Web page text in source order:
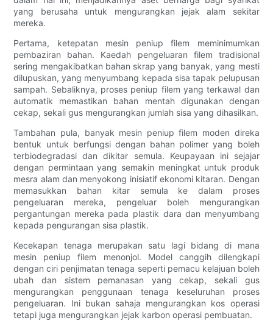
yang berusaha untuk mengurangkan jejak alam sekitar
mereka.
Pertama, ketepatan mesin peniup filem meminimumkan
pembaziran bahan. Kaedah pengeluaran filem tradisional
sering mengakibatkan bahan skrap yang banyak, yang mesti
dilupuskan, yang menyumbang kepada sisa tapak pelupusan
sampah. Sebaliknya, proses peniup filem yang terkawal dan
automatik memastikan bahan mentah digunakan dengan
cekap, sekali gus mengurangkan jumlah sisa yang dihasilkan.
Tambahan pula, banyak mesin peniup filem moden direka
bentuk untuk berfungsi dengan bahan polimer yang boleh
terbiodegradasi dan dikitar semula. Keupayaan ini sejajar
dengan permintaan yang semakin meningkat untuk produk
mesra alam dan menyokong inisiatif ekonomi kitaran. Dengan
memasukkan bahan kitar semula ke dalam proses
pengeluaran mereka, pengeluar boleh mengurangkan
pergantungan mereka pada plastik dara dan menyumbang
kepada pengurangan sisa plastik.
Kecekapan tenaga merupakan satu lagi bidang di mana
mesin peniup filem menonjol. Model canggih dilengkapi
dengan ciri penjimatan tenaga seperti pemacu kelajuan boleh
ubah dan sistem pemanasan yang cekap, sekali gus
mengurangkan penggunaan tenaga keseluruhan proses
pengeluaran. Ini bukan sahaja mengurangkan kos operasi
tetapi juga mengurangkan jejak karbon operasi pembuatan.